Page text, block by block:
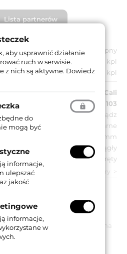
Lista partnerów
Niedostępny
1 kpl
1 kpl
Linea Cali
LC 103
Mosiądz
BZ - pozłacane + niklowane czarne
Ø 50 mm
Okrągły
Na śruby, Na wkręty
zobacz wszystkie parametry
montażowe.
towarów znajdujących się na
zapasów.
aby usprawnić działanie
ruch w serwisie.
z nich są aktywne. Dowiedz
do
mogą być
informacje,
ulepszać
jakość
informacje,
w